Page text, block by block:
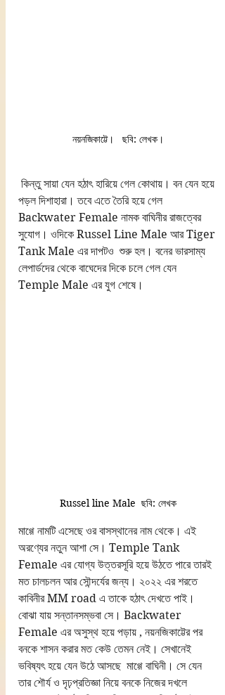
নয়নজিকাট্টে।   ছবি: লেখক।
কিন্তু সায়া যেন হঠাৎ হারিয়ে গেল কোথায়। বন যেন হয়ে
পড়ল দিশাহারা। তবে এতে তৈরি হয়ে গেল
Backwater Female নামক বাঘিনীর রাজত্বের
সুযোগ। ওদিকে Russel Line Male আর Tiger
Tank Male এর দাপটও  শুরু হল। বনের ভারসাম্য
লেপার্ডদের থেকে বাঘেদের দিকে চলে গেল যেন
Temple Male এর যুগ শেষে।
Russel line Male  ছবি: লেখক
মাগ্গে নামটি এসেছে ওর বাসস্থানের নাম থেকে। এই
অরণ্যের নতুন আশা সে। Temple Tank
Female এর যোগ্য উত্তরসূরি হয়ে উঠতে পারে তারই
মত চালচলন আর সৌন্দর্যের জন্য। ২০২২ এর শরতে
কাবিনীর MM road এ তাকে হঠাৎ দেখতে পাই।
বোঝা যায় সন্তানসম্ভবা সে। Backwater
Female এর অসুস্থ হয়ে পড়ায় , নয়নজিকাট্টের পর
বনকে শাসন করার মত কেউ তেমন নেই। সেখানেই
ভবিষ্যৎ হয়ে যেন উঠে আসছে  মাগ্গে বাঘিনী। সে যেন
তার শৌর্য ও দৃঢ়প্রতিজ্ঞা নিয়ে বনকে নিজের দখলে